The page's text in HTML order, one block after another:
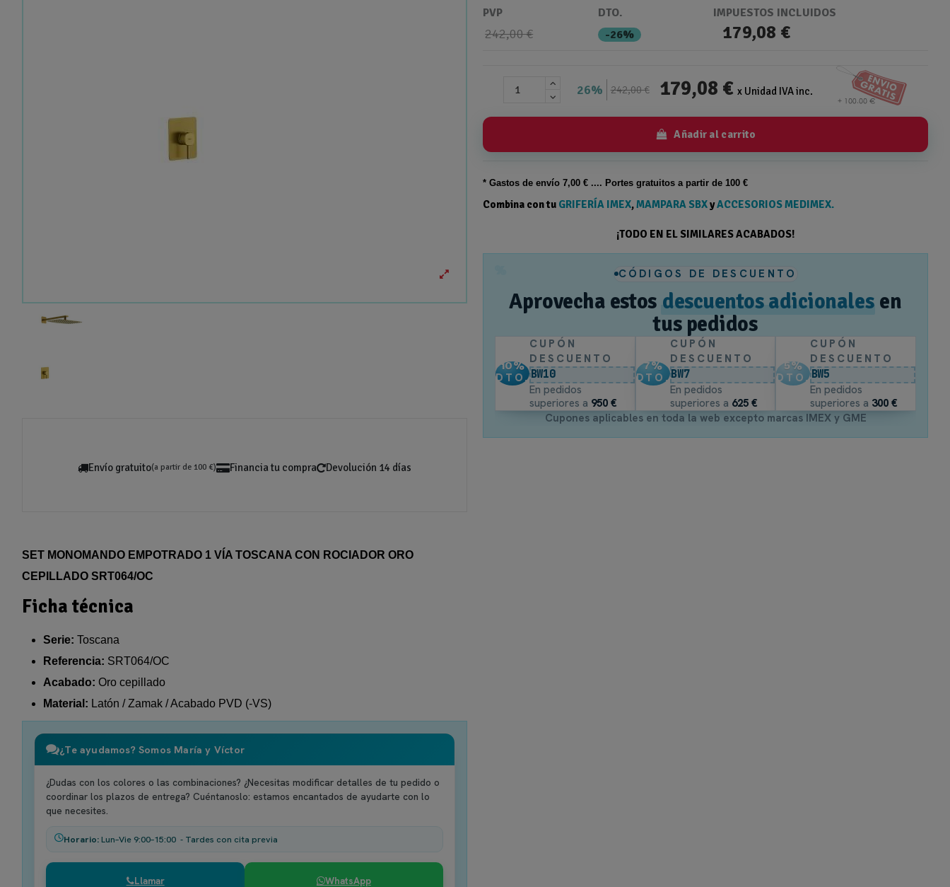
Envío gratuito(a partir de 100 €) Financia tu compra Devolución 14 días
SET MONOMANDO EMPOTRADO 1 VÍA TOSCANA CON ROCIADOR ORO
CEPILLADO SRT064/OC
Ficha técnica
Serie: Toscana
Referencia: SRT064/OC
Acabado: Oro cepillado
Material: Latón / Zamak / Acabado PVD (-VS)
¿Te ayudamos? Somos María y Víctor
¿Dudas con los colores o las combinaciones? ¿Necesitas modificar detalles de tu pedido o
coordinar los plazos de entrega? Cuéntanoslo: estamos encantados de ayudarte con lo
que necesites.
Horario:Lun–Vie 9:00–15:00 - Tardes con cita previa
Llamar WhatsApp
PVP
242,00 €
DTO.
-26%
IMPUESTOS INCLUIDOS
179,08 €
26% 242,00 € 179,08 € x Unidad IVA inc.
Añadir al carrito
* Gastos deenvío 7,00 € .... Portes gratuitos a partir de 100 €
Combina con tu GRIFERÍA IMEX,MAMPARA SBXyACCESORIOS MEDIMEX.
¡TODO EN EL SIMILARES ACABADOS!
CÓDIGOS DE DESCUENTO
Aprovecha estos descuentos adicionales en
tus pedidos
10%
DTO.
CUPÓN
DESCUENTO
BW10
En pedidos
superiores a 950 €
7%
DTO.
CUPÓN
DESCUENTO
BW7
En pedidos
superiores a 625 €
5%
DTO.
CUPÓN
DESCUENTO
BW5
En pedidos
superiores a 300 €
Cupones aplicables en toda la web excepto marcas IMEX y GME